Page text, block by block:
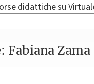
didattiche su
Fabiana Zama